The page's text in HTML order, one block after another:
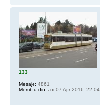
133
Mesaje: 4861
Membru din: Joi 07 Apr 2016, 22:04